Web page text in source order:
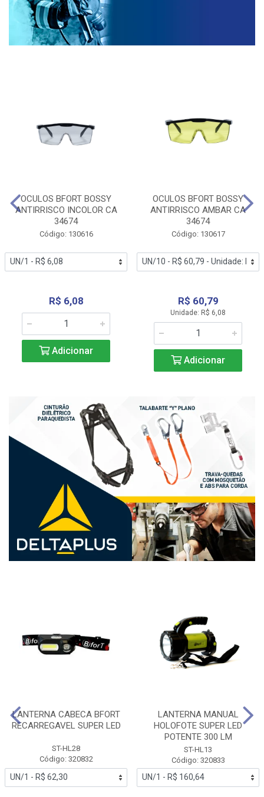
OCULOS BFORT BOSSY
ANTIRRISCO INCOLOR CA
34674
Código: 130616
R$ 6,08
Adicionar
OCULOS BFORT BOSSY
ANTIRRISCO AMBAR CA
34674
Código: 130617
R$ 60,79
Unidade: R$ 6,08
Adicionar
LANTERNA CABECA BFORT
RECARREGAVEL SUPER LED
ST-HL28
Código: 320832
LANTERNA MANUAL
HOLOFOTE SUPER LED
POTENTE 300 LM
ST-HL13
Código: 320833